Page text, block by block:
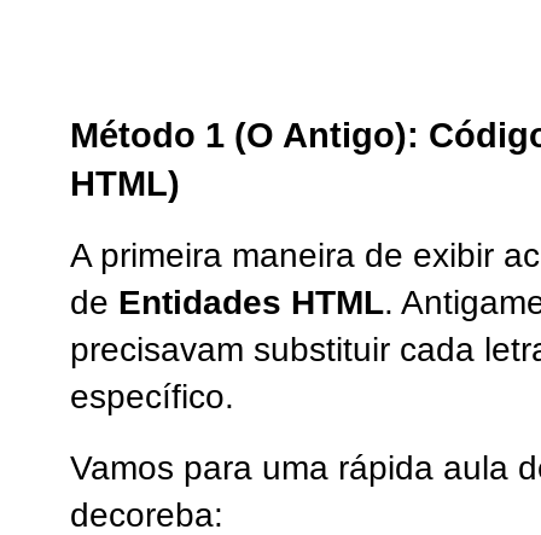
Método 1 (O Antigo):
HTML)
A primeira maneira de exibir
de Entidades HTML.
precisavam substituir cada
específico.
Vamos para uma rápida aula
decoreba: